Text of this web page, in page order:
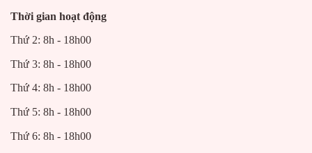
Thời gian hoạt động
Thứ 2: 8h - 18h00
Thứ 3: 8h - 18h00
Thứ 4: 8h - 18h00
Thứ 5: 8h - 18h00
Thứ 6: 8h - 18h00